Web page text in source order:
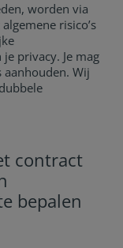
worden via
risico’s
privacy. Je mag
aanhouden. Wij
contract
bepalen